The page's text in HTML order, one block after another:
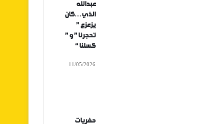
عبدالله
الذي…كان
يزعزع ”
تحجرنا ” و ”
كسلنا “
11/05/2026
حفريات